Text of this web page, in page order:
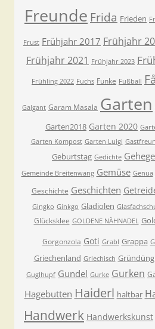
Freunde Frida Frieden
Frust Frühjahr 2017 Frühjahr
Frühjahr 2021 Frühjahr 2023
Frühling 2022 Fuchs Funke Fußball
Galgant Garam Masala Garten
Garten2018 Garten 2020
Garten Kompost Garten Luigi
Geburtstag Gedichte Gehege
Gemeinde Breitenwang Gemüse Genua
Geschichte Geschichten
Gingko Ginkgo Gladiolen
Glücksklee GOLDENE NÄHNADEL
Gorgonzola Goti Grabl Grappa
Griechenland Griechisch
Guglhupf Gundel Gurke Gurken
Hagebutten Haiderl haltbar
Handwerk Handwerkskunst